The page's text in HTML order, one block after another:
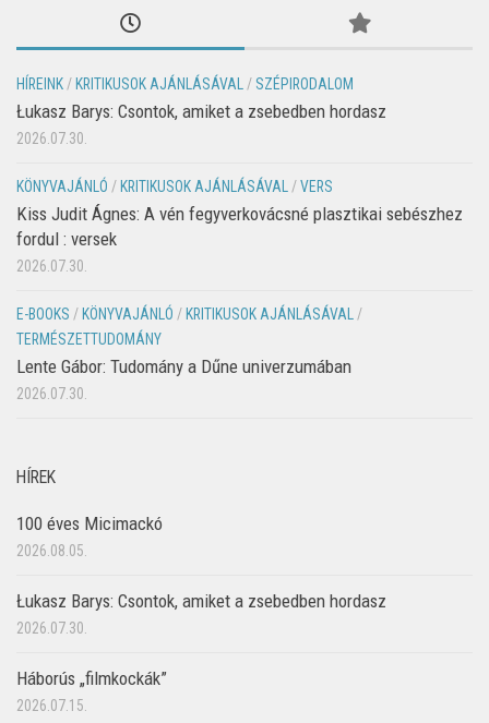
HÍREINK / KRITIKUSOK AJÁNLÁSÁVAL / SZÉPIRODALOM
Łukasz Barys: Csontok, amiket a zsebedben hordasz
2026.07.30.
KÖNYVAJÁNLÓ / KRITIKUSOK AJÁNLÁSÁVAL /VERS
Kiss Judit Ágnes: A vén fegyverkovácsné plasztikai sebészhez
fordul : versek
2026.07.30.
E-BOOKS / KÖNYVAJÁNLÓ / KRITIKUSOK AJÁNLÁSÁVAL
/
TERMÉSZETTUDOMÁNY
Lente Gábor: Tudomány a Dűne univerzumában
2026.07.30.
HÍREK
100 éves Micimackó
2026.08.05.
Łukasz Barys: Csontok, amiket a zsebedben hordasz
2026.07.30.
Háborús „filmkockák”
2026.07.15.